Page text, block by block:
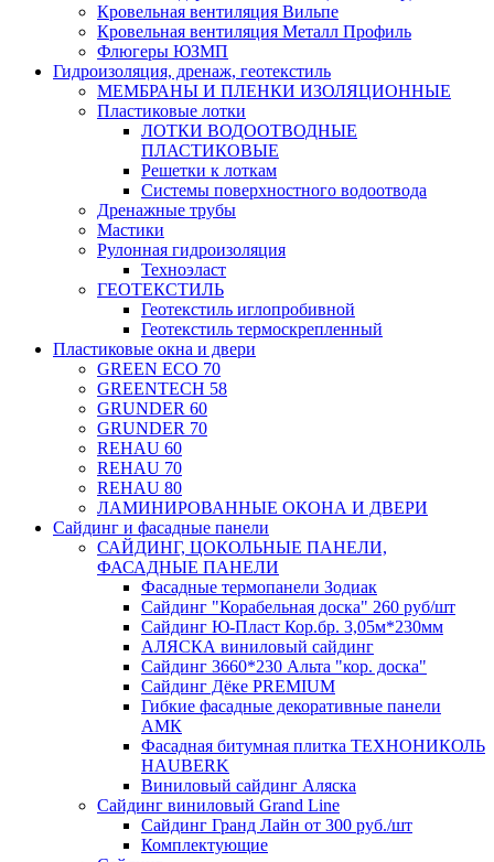
Кровельная вентиляция Вильпе
Кровельная вентиляция Металл Профиль
Флюгеры ЮЗМП
Гидроизоляция, дренаж, геотекстиль
МЕМБРАНЫ И ПЛЕНКИ ИЗОЛЯЦИОННЫЕ
Пластиковые лотки
ЛОТКИ ВОДООТВОДНЫЕ
ПЛАСТИКОВЫЕ
Решетки к лоткам
Системы поверхностного водоотвода
Дренажные трубы
Мастики
Рулонная гидроизоляция
Техноэласт
ГЕОТЕКСТИЛЬ
Геотекстиль иглопробивной
Геотекстиль термоскрепленный
Пластиковые окна и двери
GREEN ECO 70
GREENTECH 58
GRUNDER 60
GRUNDER 70
REHAU 60
REHAU 70
REHAU 80
ЛАМИНИРОВАННЫЕ ОКОНА И ДВЕРИ
Сайдинг и фасадные панели
САЙДИНГ, ЦОКОЛЬНЫЕ ПАНЕЛИ,
ФАСАДНЫЕ ПАНЕЛИ
Фасадные термопанели Зодиак
Сайдинг "Корабельная доска" 260 руб/шт
Сайдинг Ю-Пласт Кор.бр. 3,05м*230мм
АЛЯСКА виниловый сайдинг
Сайдинг 3660*230 Альта "кор. доска"
Сайдинг Дёке PREMIUM
Гибкие фасадные декоративные панели
АМК
Фасадная битумная плитка ТЕХНОНИКОЛЬ
HAUBERK
Виниловый сайдинг Аляска
Сайдинг виниловый Grand Line
Сайдинг Гранд Лайн от 300 руб./шт
Комплектующие